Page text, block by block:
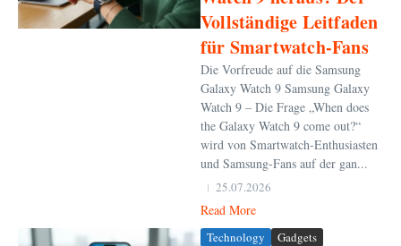
Vollständige Leitfaden
für Smartwatch-Fans
Die Vorfreude auf die Samsung
Galaxy Watch 9 Samsung Galaxy
Watch 9 – Die Frage „When does
the Galaxy Watch 9 come out?“
wird von Smartwatch-Enthusiasten
und Samsung-Fans auf der gan...
25.07.2026
Read More
Technology Gadgets